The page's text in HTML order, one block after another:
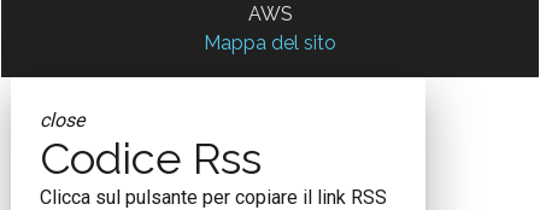
AWS
Mappa del sito
close
Codice Rss
Clicca sul pulsante per copiare il link RSS